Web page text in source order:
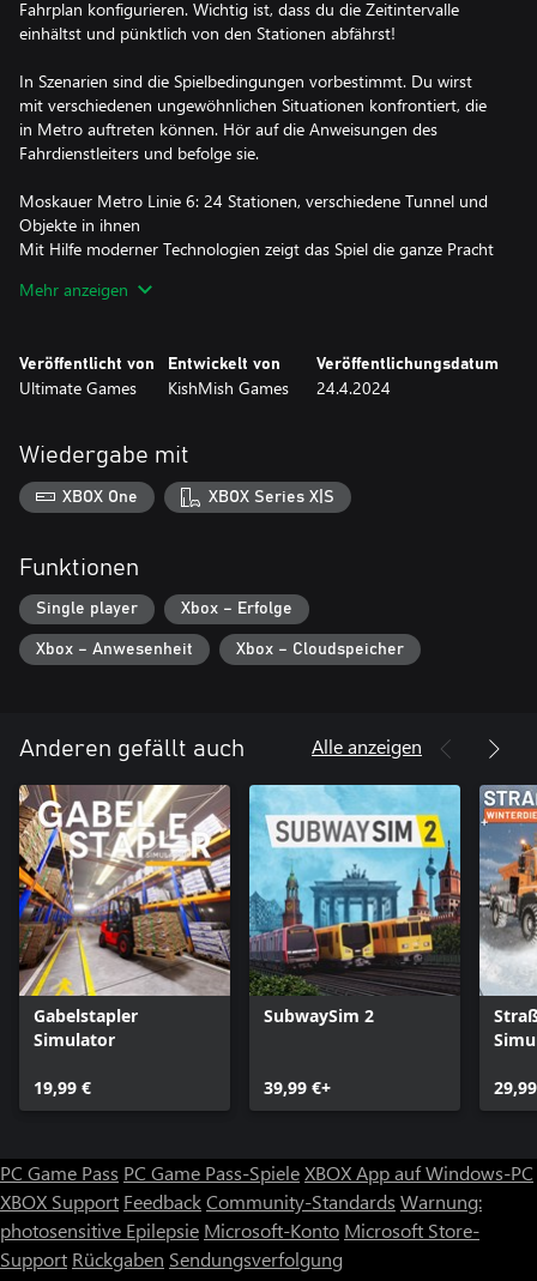
Fahrplan konfigurieren. Wichtig ist, dass du die Zeitintervalle
einhältst und pünktlich von den Stationen abfährst!
In Szenarien sind die Spielbedingungen vorbestimmt. Du wirst
mit verschiedenen ungewöhnlichen Situationen konfrontiert, die
in Metro auftreten können. Hör auf die Anweisungen des
Fahrdienstleiters und befolge sie.
Moskauer Metro Linie 6: 24 Stationen, verschiedene Tunnel und
Objekte in ihnen
Mit Hilfe moderner Technologien zeigt das Spiel die ganze Pracht
dieser Linie wurden in verschiedenen Epochen gebaut, so dass
Das Geschwindigkeits-Kontrollsystem
Das Geschwindigkeits-Kontrollsystem ermöglicht es dir,
Behalte deinen Tachometerwert und die Ampeln im Auge, und
deine Fahrt wird gut verlaufen.
Die Hauptfiguren des Spiels sind Züge
Steuerung. Sie sind mit allen wichtigen Funktionen für die sichere
Mehr anzeigen
Veröffentlicht von
Ultimate Games
Entwickelt von
KishMish Games
Veröffentlichungsdatum
24.4.2024
Wiedergabe mit
XBOX One XBOX Series X|S
Funktionen
Single player Xbox – Erfolge
Xbox – Anwesenheit Xbox – Cloudspeicher
Anderen gefällt auch Alle anzeigen
Gabelstapler
Simulator
19,99 €
SubwaySim 2
39,99 €+
PC Game Pass PC Game Pass-SpieleXBOX App auf Windows-PC
XBOX Support FeedbackCommunity-Standards Warnung:
photosensitive Epilepsie Microsoft-Konto Microsoft Store-
Support Rückgaben Sendungsverfolgung